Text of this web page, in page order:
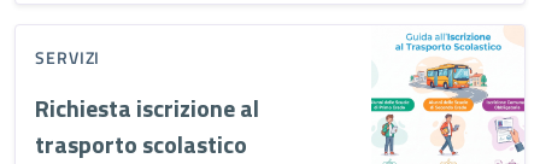
SERVIZI
Richiesta iscrizione al
trasporto scolastico